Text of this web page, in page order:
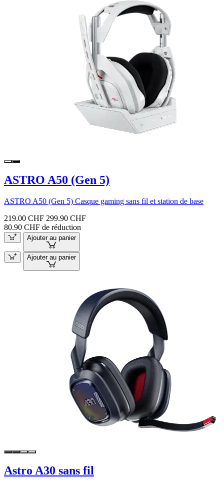
ASTRO A50 (Gen 5)
ASTRO A50 (Gen 5) Casque gaming sans fil et station de base
219.00 CHF 299.90 CHF
80.90 CHF de réduction
Ajouter au panier
Ajouter au panier
Astro A30 sans fil